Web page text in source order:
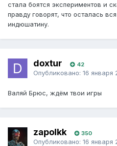
стала боятся экспериментов и
правду говорят, что осталась
индюшатину.
doxtur 42
Опубликовано: 16 января
Валяй Брюс, ждём твои игры
zapolkk 350
Опубликовано: 16 января